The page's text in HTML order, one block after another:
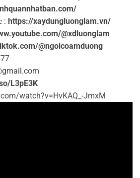
: https://xaydungluonglam.vn/
@xdluonglam
@ngoicoamduong
L3pE3K
watch?v=HvKAQ_-JmxM